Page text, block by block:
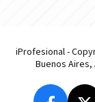
iProfesional -
Buenos